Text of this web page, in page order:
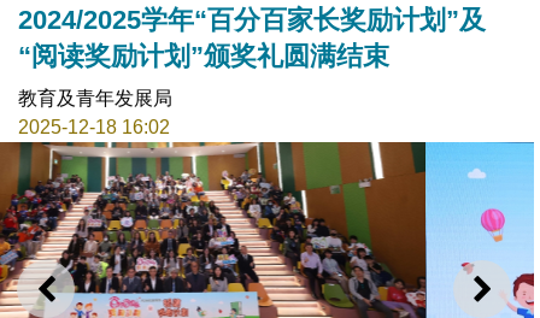
2024/2025学年“百分百家长奖励计划”及
“阅读奖励计划”颁奖礼圆满结束
教育及青年发展局
2025-12-18 16:02
上一则 下一